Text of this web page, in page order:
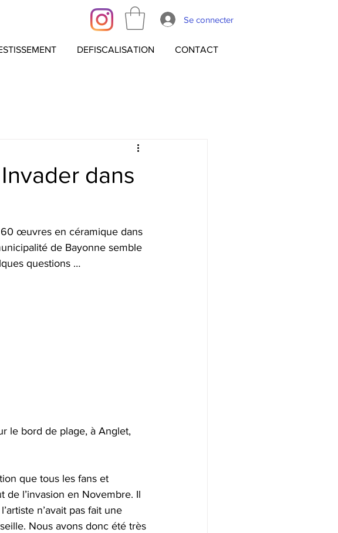
Se connecter
DEFISCALISATION CONTACT
dans
60 œuvres en céramique dans
de Bayonne semble
questions …
le bord de plage, à Anglet,
que tous les fans et
de l’invasion en Novembre. Il
n’avait pas fait une
Nous avons donc été très